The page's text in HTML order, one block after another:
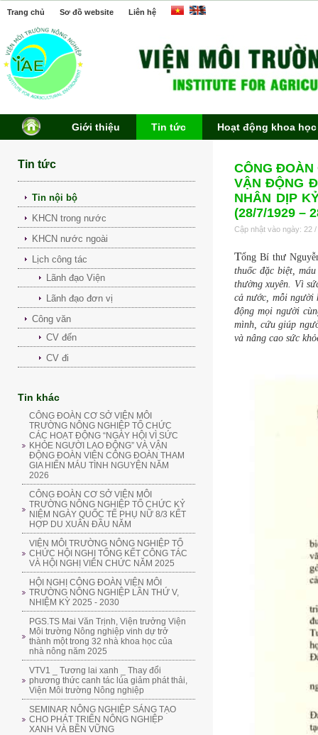
Trang chủ Sơ đồ website Liên hệ
Giới thiệu Tin tức Hoạt động khoa học
Tin tức
Tin nội bộ
KHCN trong nước
KHCN nước ngoài
Lịch công tác
Lãnh đạo Viện
Lãnh đạo đơn vị
Công văn
CV đến
CV đi
Tin khác
CÔNG ĐOÀN CƠ SỞ VIỆN MÔI
TRƯỜNG NÔNG NGHIỆP TỔ CHỨC
CÁC HOẠT ĐỘNG “NGÀY HỘI VÌ SỨC
KHỎE NGƯỜI LAO ĐỘNG” VÀ VẬN
ĐỘNG ĐOÀN VIÊN CÔNG ĐOÀN THAM
GIA HIẾN MÁU TÌNH NGUYỆN NĂM
2026
CÔNG ĐOÀN CƠ SỞ VIỆN MÔI
TRƯỜNG NÔNG NGHIỆP TỔ CHỨC KỶ
NIỆM NGÀY QUỐC TẾ PHỤ NỮ 8/3 KẾT
HỢP DU XUÂN ĐẦU NĂM
VIỆN MÔI TRƯỜNG NÔNG NGHIỆP TỔ
CHỨC HỘI NGHỊ TỔNG KẾT CÔNG TÁC
VÀ HỘI NGHỊ VIÊN CHỨC NĂM 2025
HỘI NGHỊ CÔNG ĐOÀN VIỆN MÔI
TRƯỜNG NÔNG NGHIỆP LẦN THỨ V,
NHIỆM KỲ 2025 - 2030
PGS.TS Mai Văn Trịnh, Viện trưởng Viện
Môi trường Nông nghiệp vinh dự trở
thành một trong 32 nhà khoa học của
nhà nông năm 2025
VTV1 _ Tương lai xanh _ Thay đổi
phương thức canh tác lúa giảm phát thải,
Viện Môi trường Nông nghiệp
SEMINAR NÔNG NGHIỆP SÁNG TẠO
CHO PHÁT TRIỂN NÔNG NGHIỆP
XANH VÀ BỀN VỮNG
CÔNG ĐOÀN
VẬN ĐỘNG
NHÂN DỊP
(28/7/1929 –
Cập nhật vào ngày: 22
Tổng Bí thư
thuốc đặc biệt,
thường xuyên. Vì
cả nước, mỗi người
động mọi người
mình, cứu giúp
và nâng cao sức